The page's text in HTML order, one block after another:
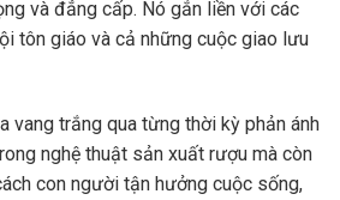
và đẳng cấp. Nó gắn liền với các
tôn giáo và cả những cuộc giao lưu
vang trắng qua từng thời kỳ phản ánh
nghệ thuật sản xuất rượu mà còn
con người tận hưởng cuộc sống,